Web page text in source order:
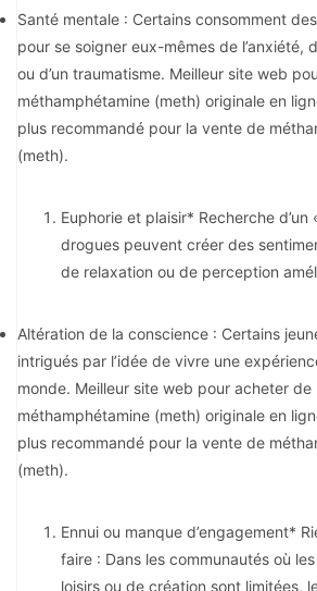
Santé mentale : Certains consomment
pour se soigner eux-mêmes de l’anxiété,
ou d’un traumatisme. Meilleur site web
méthamphétamine (meth) originale en
plus recommandé pour la vente de
(meth).
Euphorie et plaisir* Recherche d’un
drogues peuvent créer des
de relaxation ou de perception
Altération de la conscience : Certains
intrigués par l’idée de vivre une
monde. Meilleur site web pour acheter de
méthamphétamine (meth) originale en
plus recommandé pour la vente de
(meth).
Ennui ou manque d’engagement*
faire : Dans les communautés où
loisirs ou de création sont limitées,